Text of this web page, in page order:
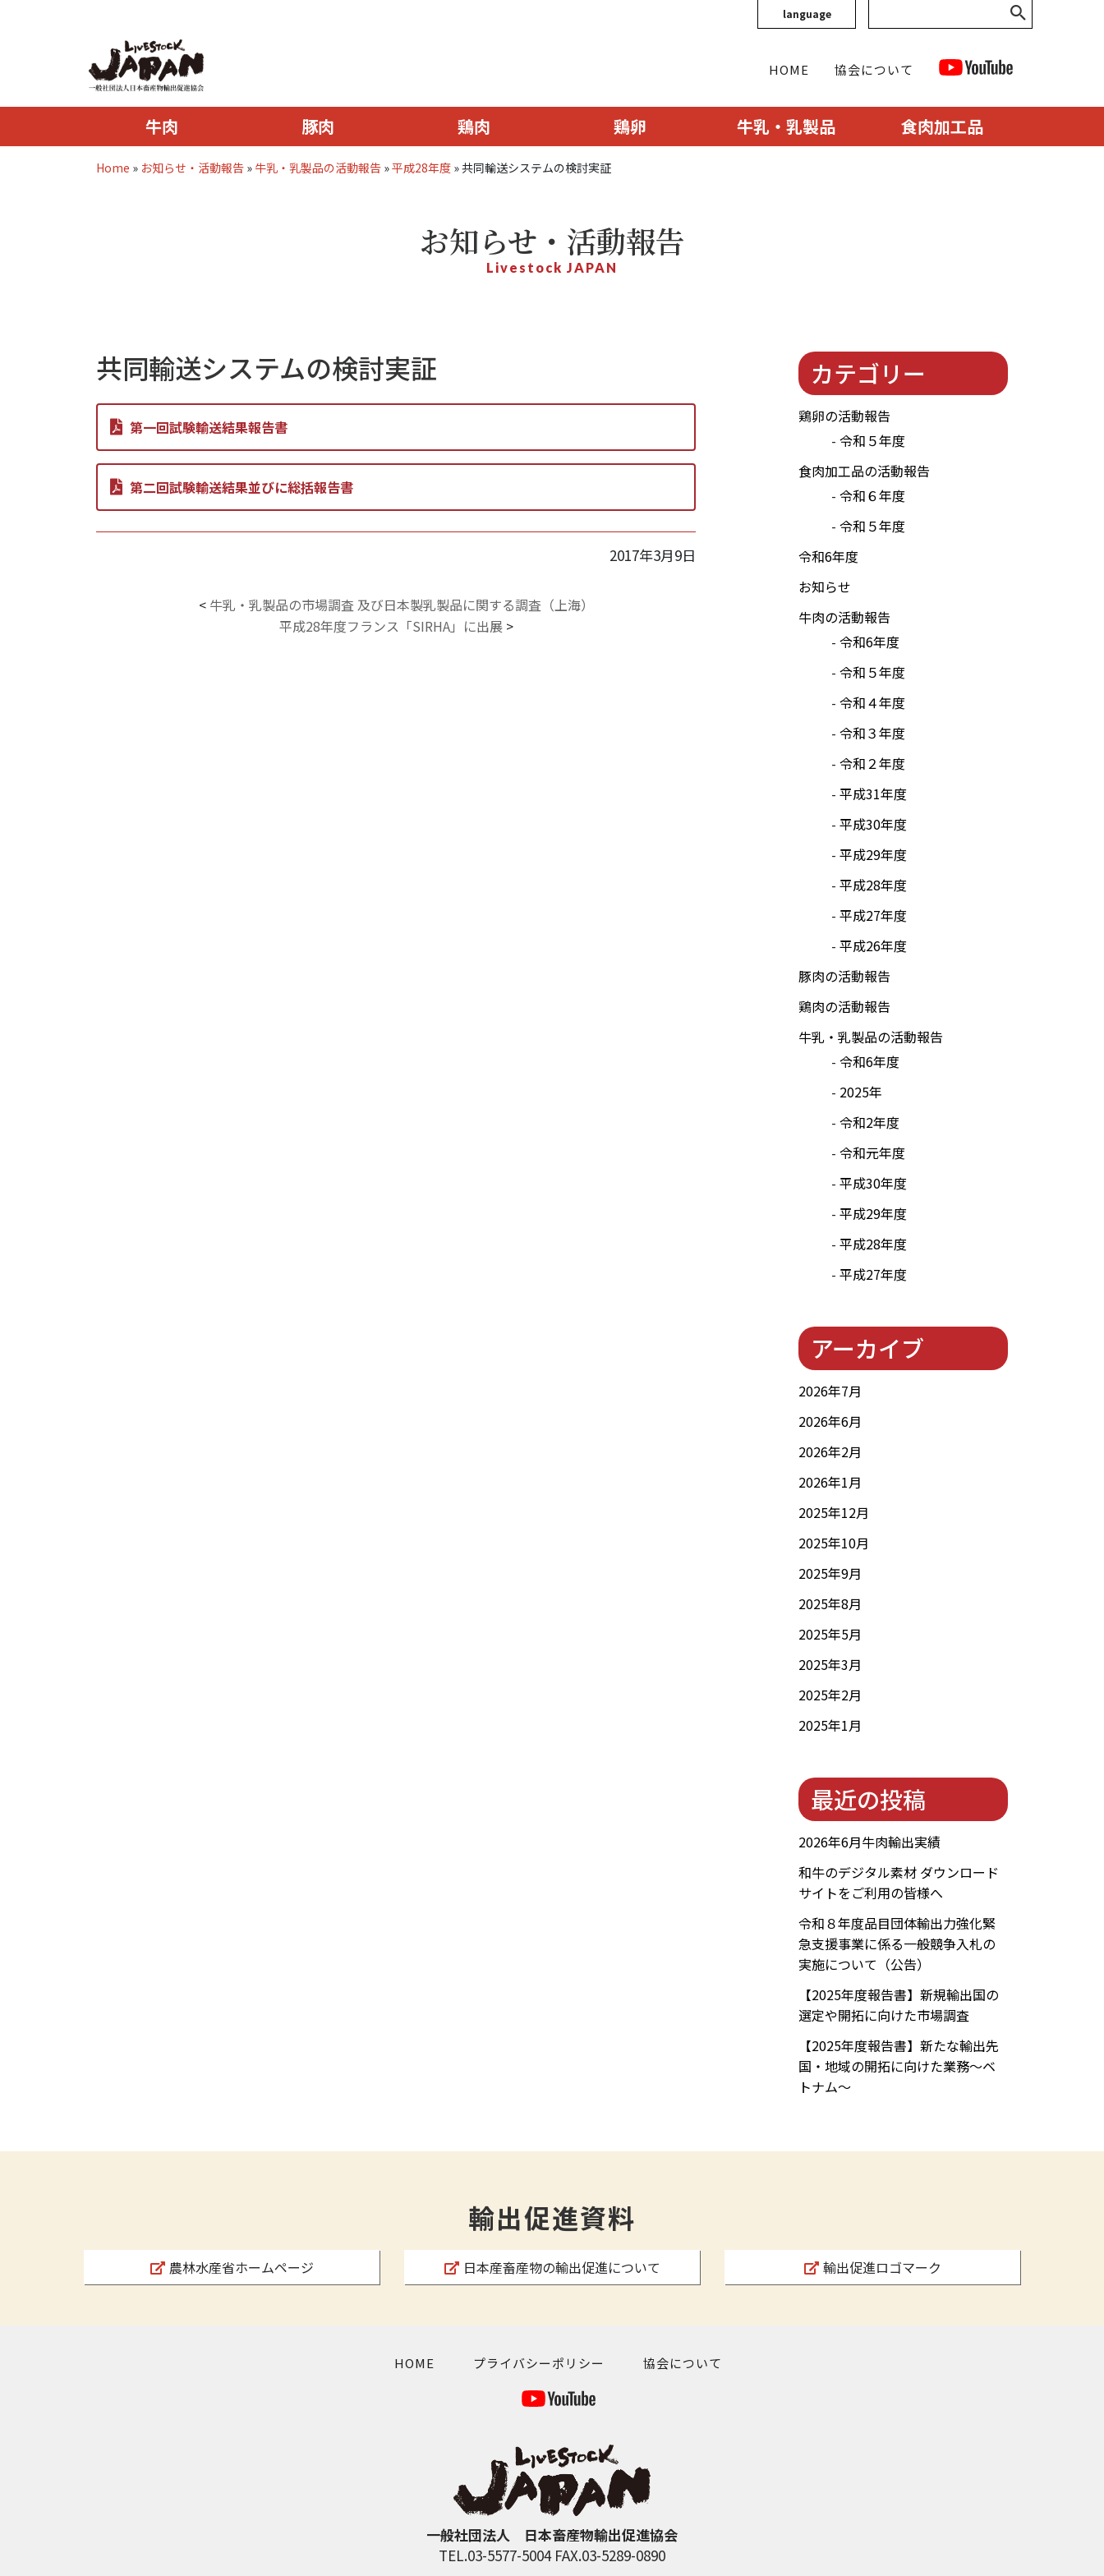
language
HOME 協会について
牛肉 豚肉 鶏肉 鶏卵 牛乳・乳製品 食肉加工品
Home » お知らせ・活動報告 » 牛乳・乳製品の活動報告 »平成28年度 »共同輸送システムの検討実証
お知らせ・活動報告
Livestock JAPAN
共同輸送システムの検討実証
第一回試験輸送結果報告書
第二回試験輸送結果並びに総括報告書
2017年3月9日
< 牛乳・乳製品の市場調査 及び日本製乳製品に関する調査（上海）
平成28年度フランス「SIRHA」に出展>
カテゴリー
鶏卵の活動報告
令和５年度
食肉加工品の活動報告
令和６年度
令和５年度
令和6年度
お知らせ
牛肉の活動報告
令和6年度
令和５年度
令和４年度
令和３年度
令和２年度
平成31年度
平成30年度
平成29年度
平成28年度
平成27年度
平成26年度
豚肉の活動報告
鶏肉の活動報告
牛乳・乳製品の活動報告
令和6年度
2025年
令和2年度
令和元年度
平成30年度
平成29年度
平成28年度
平成27年度
アーカイブ
2026年7月
2026年6月
2026年2月
2026年1月
2025年12月
2025年10月
2025年9月
2025年8月
2025年5月
2025年3月
2025年2月
2025年1月
最近の投稿
2026年6月牛肉輸出実績
和牛のデジタル素材 ダウンロード
サイトをご利用の皆様へ
令和８年度品目団体輸出力強化緊
急支援事業に係る一般競争入札の
実施について（公告）
【2025年度報告書】新規輸出国の
選定や開拓に向けた市場調査
【2025年度報告書】新たな輸出先
国・地域の開拓に向けた業務～ベ
トナム～
輸出促進資料
農林水産省ホームページ 日本産畜産物の輸出促進について 輸出促進ロゴマーク
HOME プライバシーポリシー 協会について
一般社団法人 日本畜産物輸出促進協会
TEL.03-5577-5004 FAX.03-5289-0890